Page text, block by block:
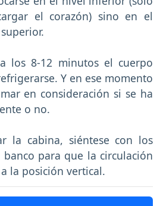
el corazón) sino en el
los 8-12 minutos el cuerpo
Y en ese momento
en consideración si se ha
o no.
la cabina, siéntese con los
para que la circulación
la posición vertical.